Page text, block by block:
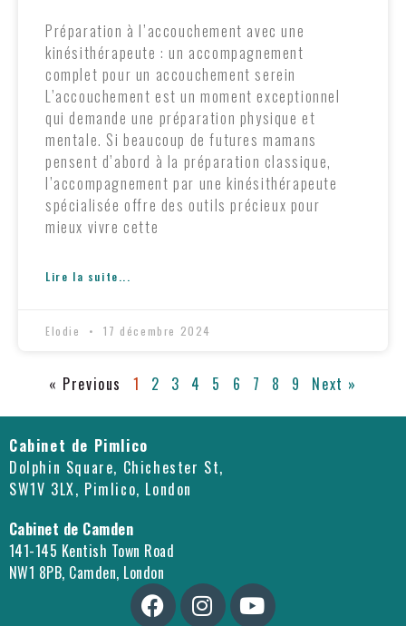
Préparation à l’accouchement avec une
kinésithérapeute : un accompagnement
complet pour un accouchement serein
L’accouchement est un moment exceptionnel
qui demande une préparation physique et
mentale. Si beaucoup de futures mamans
pensent d’abord à la préparation classique,
l’accompagnement par une kinésithérapeute
spécialisée offre des outils précieux pour
mieux vivre cette
Lire la suite...
Elodie 17 décembre 2024
« Previous 1 2 3 4 5 6 7 8 9 Next »
Cabinet de Pimlico
Dolphin Square, Chichester St,
SW1V 3LX, Pimlico, London
Cabinet de Camden
141-145 Kentish Town Road
NW1 8PB, Camden, London